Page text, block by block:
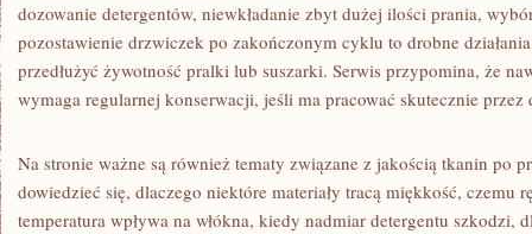
dozowanie detergentów, niewkładanie zbyt dużej ilości prania,
pozostawienie drzwiczek po zakończonym cyklu to drobne
przedłużyć żywotność pralki lub suszarki. Serwis przypomina, że
wymaga regularnej konserwacji, jeśli ma pracować skutecznie przez
Na stronie ważne są również tematy związane z jakością tkanin po
dowiedzieć się, dlaczego niektóre materiały tracą miękkość, czemu
temperatura wpływa na włókna, kiedy nadmiar detergentu szkodzi,